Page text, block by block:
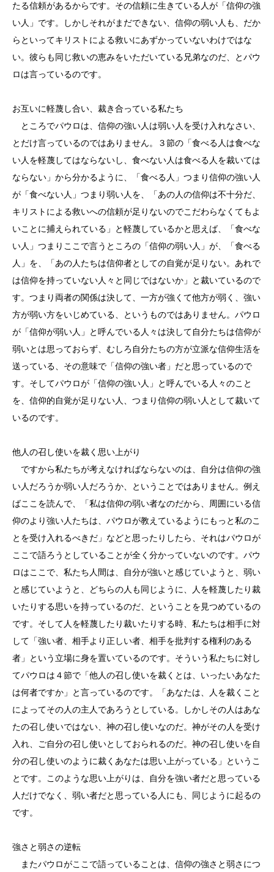
たる信頼があるからです。その信頼に生きている人が「信仰の強
い人」です。しかしそれがまだできない、信仰の弱い人も、だか
らといってキリストによる救いにあずかっていないわけではな
い。彼らも同じ救いの恵みをいただいている兄弟なのだ、とパウ
ロは言っているのです。
お互いに軽蔑し合い、裁き合っている私たち
ところでパウロは、信仰の強い人は弱い人を受け入れなさい、
とだけ言っているのではありません。３節の「食べる人は食べな
い人を軽蔑してはならないし、食べない人は食べる人を裁いては
ならない」から分かるように、「食べる人」つまり信仰の強い人
が「食べない人」つまり弱い人を、「あの人の信仰は不十分だ、
キリストによる救いへの信頼が足りないのでこだわらなくてもよ
いことに捕えられている」と軽蔑しているかと思えば、「食べな
い人」つまりここで言うところの「信仰の弱い人」が、「食べる
人」を、「あの人たちは信仰者としての自覚が足りない。あれで
は信仰を持っていない人々と同じではないか」と裁いているので
す。つまり両者の関係は決して、一方が強くて他方が弱く、強い
方が弱い方をいじめている、というものではありません。パウロ
が「信仰が弱い人」と呼んでいる人々は決して自分たちは信仰が
弱いとは思っておらず、むしろ自分たちの方が立派な信仰生活を
送っている、その意味で「信仰の強い者」だと思っているので
す。そしてパウロが「信仰の強い人」と呼んでいる人々のこと
を、信仰的自覚が足りない人、つまり信仰の弱い人として裁いて
いるのです。
他人の召し使いを裁く思い上がり
ですから私たちが考えなければならないのは、自分は信仰の強
い人だろうか弱い人だろうか、ということではありません。例え
ばここを読んで、「私は信仰の弱い者なのだから、周囲にいる信
仰のより強い人たちは、パウロが教えているようにもっと私のこ
とを受け入れるべきだ」などと思ったりしたら、それはパウロが
ここで語ろうとしていることが全く分かっていないのです。パウ
ロはここで、私たち人間は、自分が強いと感じていようと、弱い
と感じていようと、どちらの人も同じように、人を軽蔑したり裁
いたりする思いを持っているのだ、ということを見つめているの
です。そして人を軽蔑したり裁いたりする時、私たちは相手に対
して「強い者、相手より正しい者、相手を批判する権利のある
者」という立場に身を置いているのです。そういう私たちに対し
てパウロは４節で「他人の召し使いを裁くとは、いったいあなた
は何者ですか」と言っているのです。「あなたは、人を裁くこと
によってその人の主人であろうとしている。しかしその人はあな
たの召し使いではない、神の召し使いなのだ。神がその人を受け
入れ、ご自分の召し使いとしておられるのだ。神の召し使いを自
分の召し使いのように裁くあなたは思い上がっている」というこ
とです。このような思い上がりは、自分を強い者だと思っている
人だけでなく、弱い者だと思っている人にも、同じように起るの
です。
強さと弱さの逆転
またパウロがここで語っていることは、信仰の強さと弱さにつ